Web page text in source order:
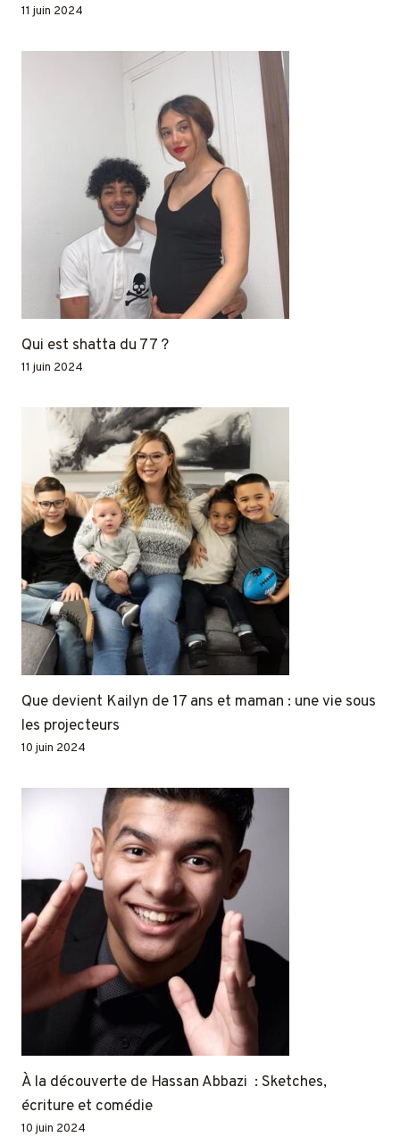
11 juin 2024
Qui est shatta du 77 ?
11 juin 2024
Que devient Kailyn de 17 ans et maman : une vie sous
les projecteurs
10 juin 2024
À la découverte de Hassan Abbazi : Sketches,
écriture et comédie
10 juin 2024